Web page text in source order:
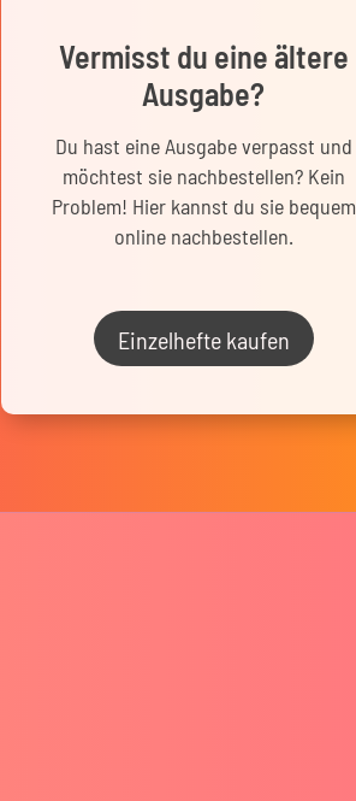
Vermisst du eine ältere
Ausgabe?
Du hast eine Ausgabe verpasst und
möchtest sie nachbestellen? Kein
Problem! Hier kannst du sie bequem
online nachbestellen.
Einzelhefte kaufen